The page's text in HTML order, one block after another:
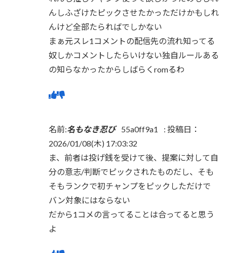
んしふざけたピックさせたかっただけかもしれ
んけど全部たらればでしかない
まぁ元スレ1コメントの配信先の流れ知ってる
奴しかコメントしたらいけない独自ルールある
の知らなかったからしばらくromるわ
名前:名もなき忍び 55a0ff9a1 : 投稿日：
2026/01/08(木) 17:03:32
ま、前者は投げ銭を受けて後、提案に対して自
分の意志/判断でピックされたものだし、そも
そもランクで初チャンプをピックしただけで
バン対象にはならない
だから1コメの言ってることは合ってると思う
よ